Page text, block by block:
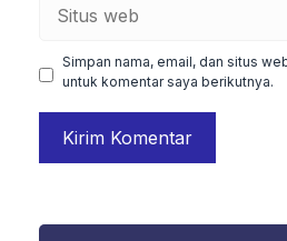
Simpan nama, email, dan situs
untuk komentar saya berikutnya.